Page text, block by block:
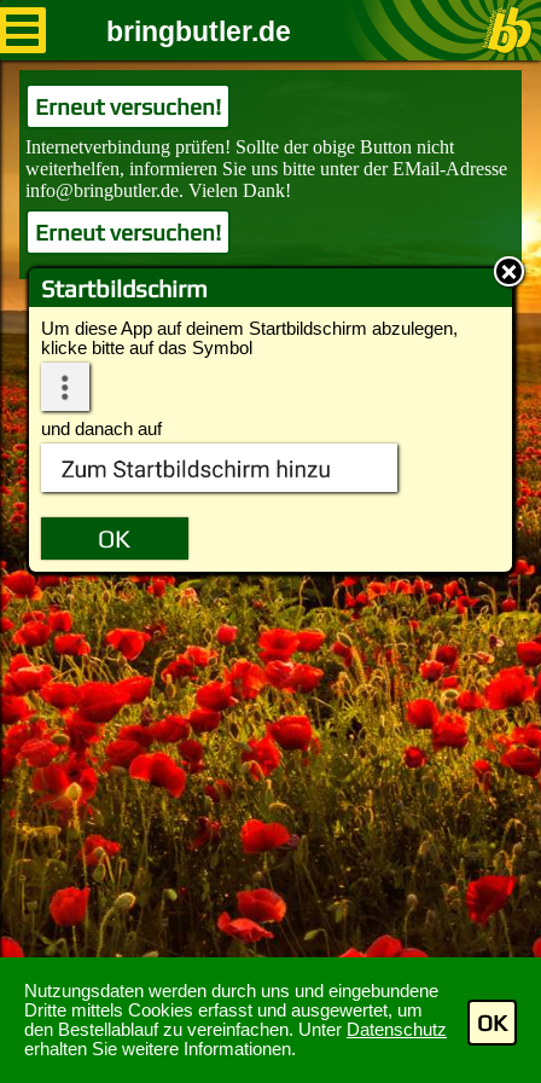
Nutzungsdaten werden durch uns und eingebundene
Dritte mittels Cookies erfasst und ausgewertet, um
den Bestellablauf zu vereinfachen. Unter Datenschutz
erhalten Sie weitere Informationen.
OK
Startbildschirm
Um diese App auf deinem Startbildschirm abzulegen,
klicke bitte auf das Symbol
und danach auf
bringbutler.de
Erneut versuchen!
Erneut versuchen!